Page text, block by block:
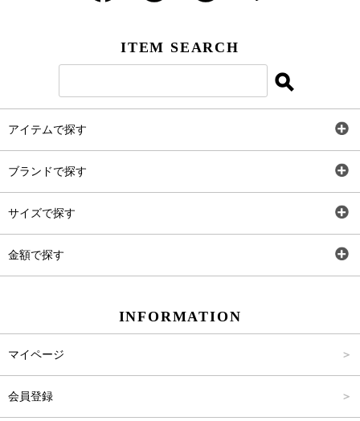
ITEM SEARCH
アイテムで探す
ブランドで探す
サイズで探す
金額で探す
INFORMATION
マイページ
会員登録